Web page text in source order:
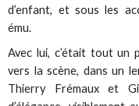
d’enfant, et sous les
ému.
Avec lui, c’était tout un
vers la scène, dans un
Thierry Frémaux et